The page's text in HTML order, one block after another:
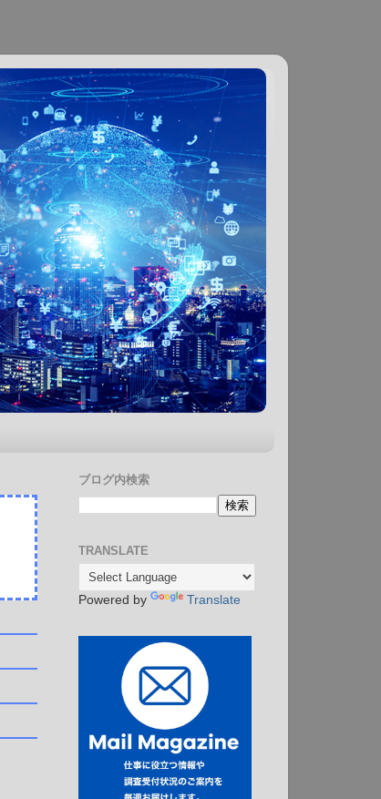
ブログ内検索
TRANSLATE
Powered by Translate